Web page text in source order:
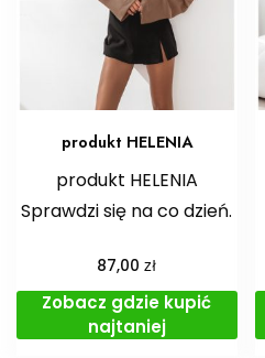
produkt HELENIA
produkt HELENIA
Sprawdzi się na co dzień.
87,00zł
Zobacz gdzie kupić
najtaniej